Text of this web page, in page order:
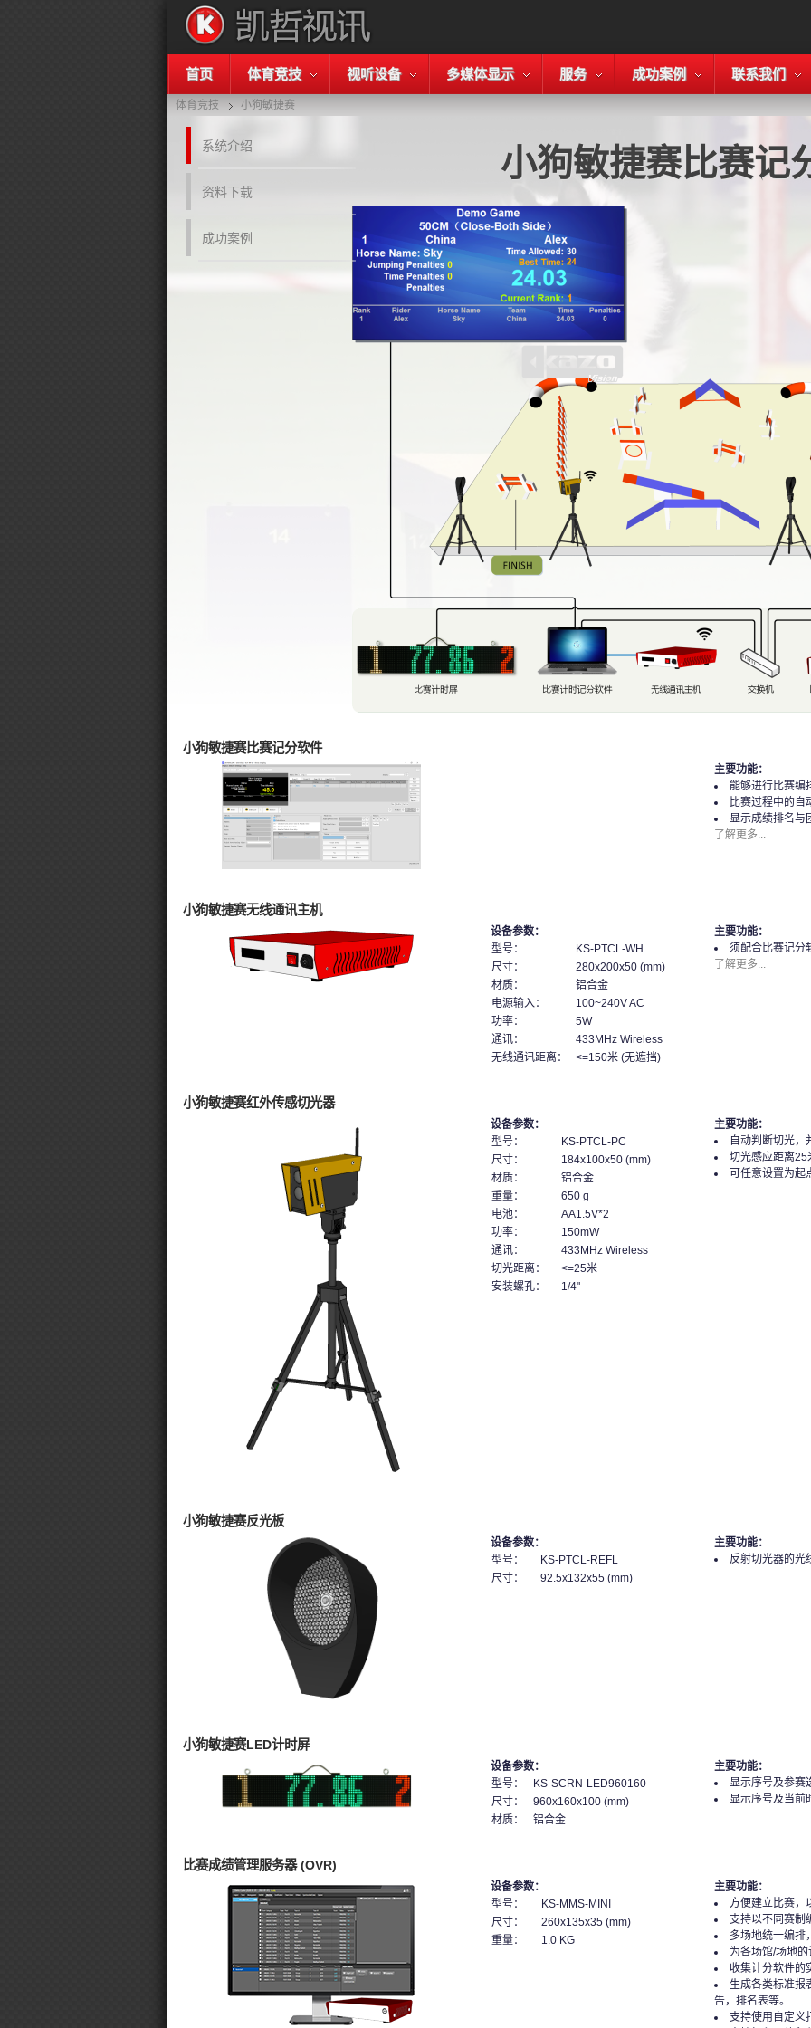
首页 体育竞技 视听设备 多媒体显示 服务 成功案例 联系我们
体育竞技 小狗敏捷赛
系统介绍
资料下载
成功案例
小狗敏捷赛比赛记
小狗敏捷赛比赛记分软件
主要功能：
能够进行比赛编
比赛过程中的自
显示成绩排名与
了解更多...
小狗敏捷赛无线通讯主机
设备参数：
型号：
KS-PTCL-WH
尺寸：
280x200x50 (mm)
材质：
铝合金
电源输入：
100~240V AC
功率：
5W
通讯：
433MHz Wireless
无线通讯距离：
<=150米 (无遮挡)
主要功能：
须配合比赛记分
了解更多...
小狗敏捷赛红外传感切光器
设备参数：
型号：
KS-PTCL-PC
尺寸：
184x100x50 (mm)
材质：
铝合金
重量：
650 g
电池：
AA1.5V*2
功率：
150mW
通讯：
433MHz Wireless
切光距离：
<=25米
安装螺孔：
1/4"
主要功能：
自动判断切光，
切光感应距离25
可任意设置为起
小狗敏捷赛反光板
设备参数：
型号：
KS-PTCL-REFL
尺寸：
92.5x132x55 (mm)
主要功能：
反射切光器的光
小狗敏捷赛LED计时屏
设备参数：
型号：
KS-SCRN-LED960160
尺寸：
960x160x100 (mm)
材质：
铝合金
主要功能：
显示序号及参赛
显示序号及当前
比赛成绩管理服务器 (OVR)
设备参数：
型号：
KS-MMS-MINI
尺寸：
260x135x35 (mm)
重量：
1.0 KG
主要功能：
方便建立比赛，
支持以不同赛制
多场地统一编排
为各场馆/场地
收集计分软件的
生成各类标准报
告，排名表等。
支持使用自定义